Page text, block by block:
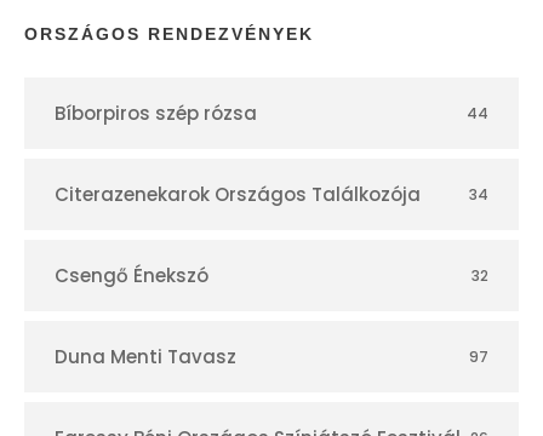
p
r
ORSZÁGOS RENDEZVÉNYEK
Bíborpiros szép rózsa 44
Citerazenekarok Országos Találkozója 34
Csengő Énekszó 32
Duna Menti Tavasz 97